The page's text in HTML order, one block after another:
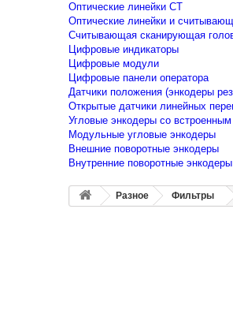
Оптические линейки CT
Оптические линейки и
Считывающая сканирующая
Цифровые индикаторы
Цифровые модули
Цифровые панели оператора
Датчики положения (энкодеры
Открытые датчики линейных
Угловые энкодеры со
Модульные угловые энкодеры
Внешние поворотные энкодеры
Внутренние поворотные энкодеры
Разное Фильтры